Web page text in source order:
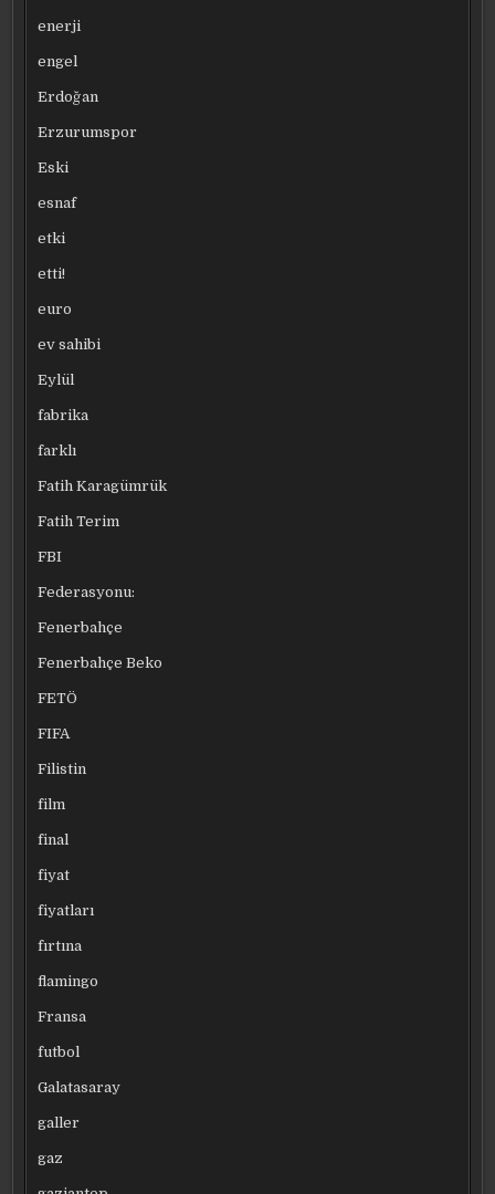
enerji
engel
Erdoğan
Erzurumspor
Eski
esnaf
etki
etti!
euro
ev sahibi
Eylül
fabrika
farklı
Fatih Karagümrük
Fatih Terim
FBI
Federasyonu:
Fenerbahçe
Fenerbahçe Beko
FETÖ
FIFA
Filistin
film
final
fiyat
fiyatları
fırtına
flamingo
Fransa
futbol
Galatasaray
galler
gaz